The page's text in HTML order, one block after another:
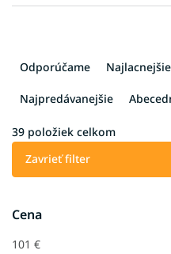
a
i
e
d
u
Odporúčame Najlacnejšie
Najpredávanejšie
39 položiek celkom
Zavrieť filter
Cena
101 €